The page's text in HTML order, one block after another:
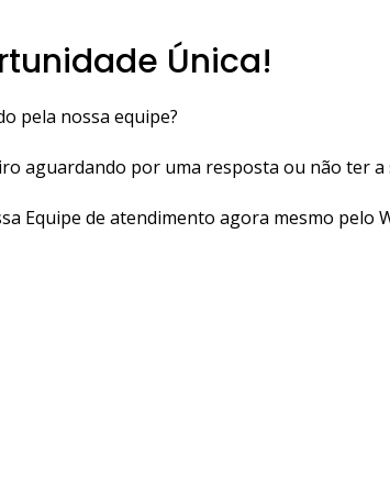
Única!
pela nossa equipe?
aguardando por uma resposta ou não ter a
Equipe de atendimento agora mesmo pelo